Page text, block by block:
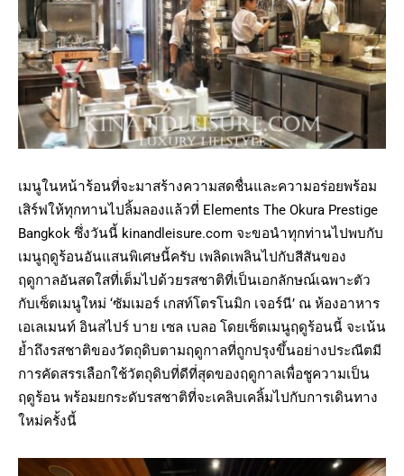
เมนูในหน้าร้อนที่จะมาสร้างความสดชื่นและความอร่อยพร้อม
เสิร์ฟให้ทุกทานไปลิ้มลองแล้วที่ Elements The Okura Prestige
Bangkok ซึ่งวันนี้ kinandleisure.com จะขอนำทุกท่านไปพบกับ
เมนูฤดูร้อนอันแสนพิเศษนี้ครับ เพลิดเพลินไปกับสีสันของ
ฤดูกาลอันสดใสที่เต็มไปด้วยรสชาติที่เป็นเอกลักษณ์เฉพาะตัว
กับเซ็ตเมนูใหม่ ‘ซัมเมอร์ เกสท์โตรโนมิก เจอร์นี’ ณ ห้องอาหาร
เอเลเมนท์ อินสไปร์ บาย เซล เบลอ โดยเซ็ตเมนูฤดูร้อนนี้ จะเน้น
ย้ำถึงรสชาติของวัตถุดิบตามฤดูกาลที่ถูกปรุงขึ้นอย่างประณีตมี
การคัดสรรเลือกใช้วัตถุดิบที่ดีที่สุดของฤดูกาลเพื่อชูความเป็น
ฤดูร้อน พร้อมยกระดับรสชาติที่จะเคลิบเคลิ้มไปกับการเดินทาง
ใหม่ครั้งนี้